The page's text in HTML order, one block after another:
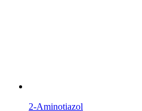
2-Aminotiazol